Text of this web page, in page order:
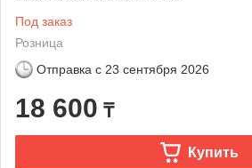
Под заказ
Розница
Отправка с 23 сентября 2026
18 600 ₸
Купить